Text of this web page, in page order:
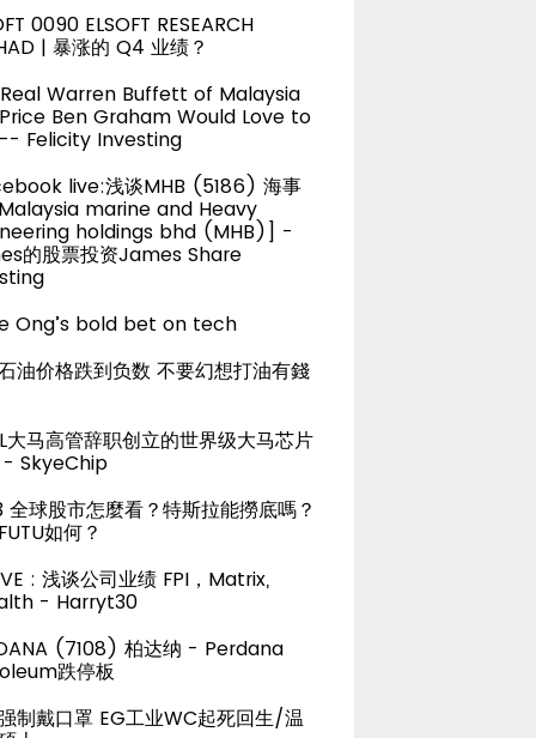
0090 ELSOFT RESEARCH
| 暴涨的 Q4 业绩？
Warren Buffett of Malaysia
Ben Graham Would Love to
Felicity Investing
live:浅谈MHB (5186) 海事
marine and Heavy
holdings bhd (MHB)] -
的股票投资James Share
Ong’s bold bet on tech
油价格跌到负数 不要幻想打油有錢
大马高管辞职创立的世界级大马芯片
- SkyeChip
全球股市怎麼看？特斯拉能撈底嗎？
如何？
: 浅谈公司业绩 FPI，Matrix,
- Harryt30
(7108) 柏达纳 - Perdana
跌停板
制戴口罩 EG工业WC起死回生/温